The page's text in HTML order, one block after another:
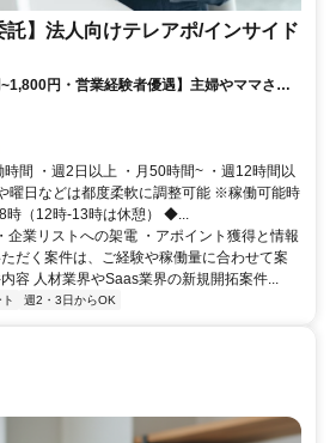
託】法人向けテレアポ/インサイド
円・営業経験者優遇】主婦やママさん
アポ／インサイドセールス◆週2日～・出社
と両立しながら続けられる♪
間 ・週2日以上 ・月50時間~ ・週12時間以
曜日などは都度柔軟に調整可能 ※稼働可能時
時（12時-13時は休憩） ◆...
業リストへの架電 ・アポイント獲得と情報
だく案件は、ご経験や稼働量に合わせて案
容 人材業界やSaas業界の新規開拓案件...
週2・3日からOK